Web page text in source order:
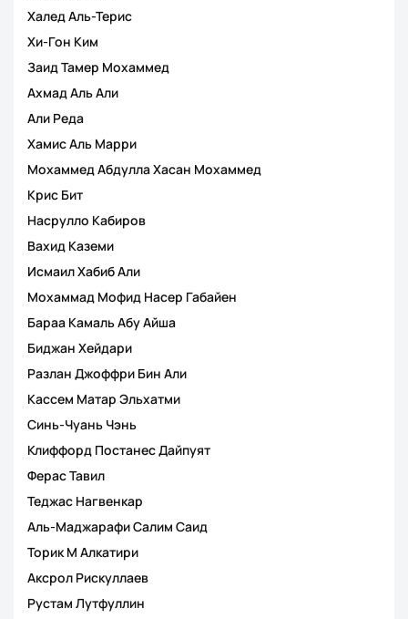
Халед Аль-Терис
Хи-Гон Ким
Заид Тамер Мохаммед
Ахмад Аль Али
Али Реда
Хамис Аль Марри
Мохаммед Абдулла Хасан Мохаммед
Крис Бит
Насрулло Кабиров
Вахид Каземи
Исмаил Хабиб Али
Мохаммад Мофид Насер Габайен
Бараа Камаль Абу Айша
Биджан Хейдари
Разлан Джоффри Бин Али
Кассем Матар Эльхатми
Синь-Чуань Чэнь
Клиффорд Постанес Дайпуят
Ферас Тавил
Теджас Нагвенкар
Аль-Маджарафи Салим Саид
Торик М Алкатири
Аксрол Рискуллаев
Рустам Лутфуллин